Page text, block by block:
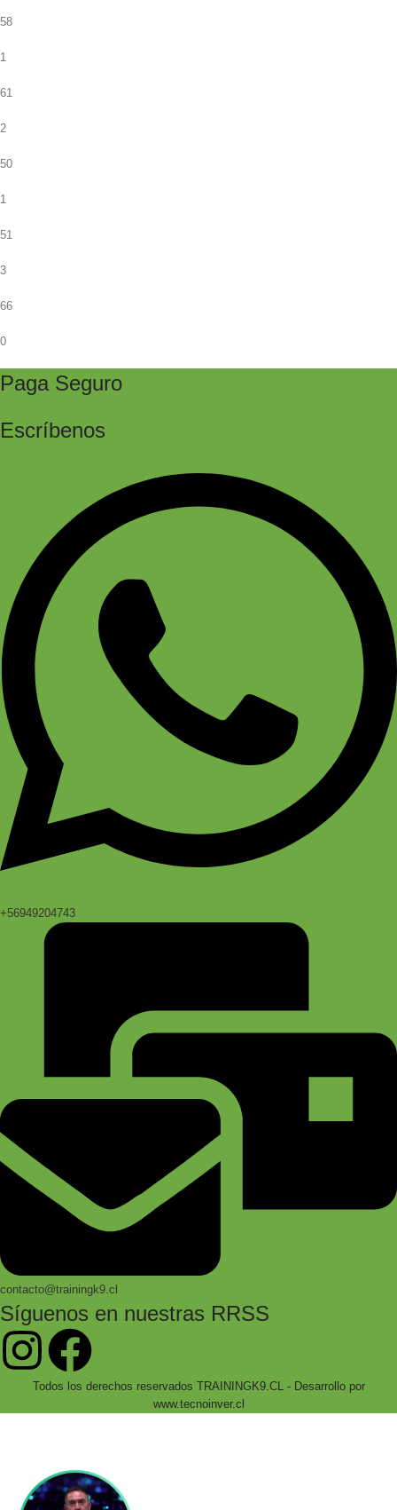
58
1
61
2
50
1
51
3
66
0
Paga Seguro
Escríbenos
+56949204743
contacto@trainingk9.cl
Síguenos en nuestras RRSS
Todos los derechos reservados TRAININGK9.CL - Desarrollo por
www.tecnoinver.cl
Accede a cientos de productos especializados